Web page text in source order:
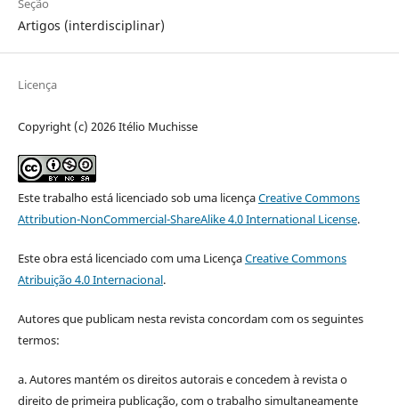
Seção
Artigos (interdisciplinar)
Licença
Copyright (c) 2026 Itélio Muchisse
Este trabalho está licenciado sob uma licençaCreative Commons
Attribution-NonCommercial-ShareAlike 4.0 International License.
Este obra está licenciado com uma LicençaCreative Commons
Atribuição 4.0 Internacional.
Autores que publicam nesta revista concordam com os seguintes
termos:
a. Autores mantém os direitos autorais e concedem à revista o
direito de primeira publicação, com o trabalho simultaneamente